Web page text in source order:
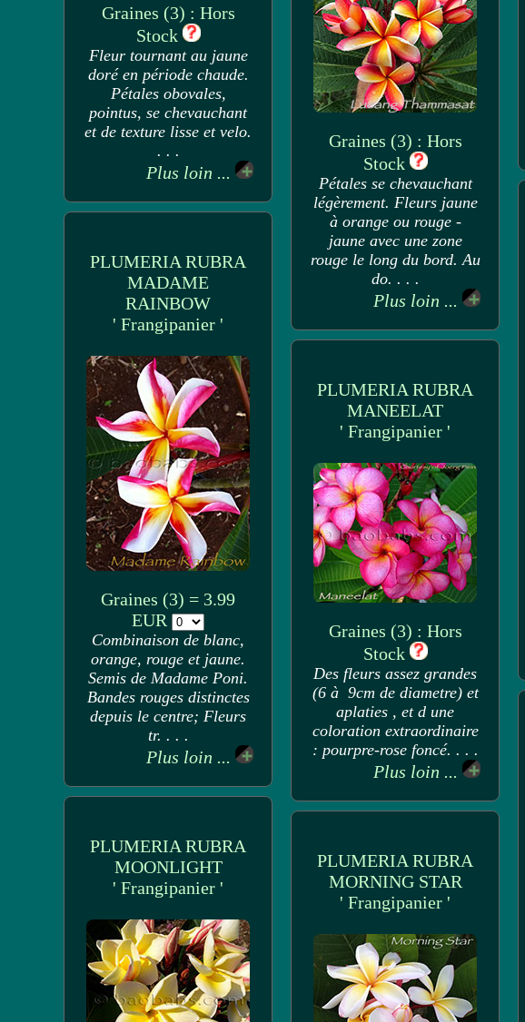
Graines (3) : Hors
Stock
Fleur tournant au jaune
doré en période chaude.
Pétales obovales,
pointus, se chevauchant
et de texture lisse et velo.
. . .
Plus loin ...
Graines (3) : Hors
Stock
Pétales se chevauchant
légèrement. Fleurs jaune
à orange ou rouge -
jaune avec une zone
rouge le long du bord. Au
do. . . .
Plus loin ...
PLUMERIA RUBRA
MADAME
RAINBOW
' Frangipanier '
Graines (3) = 3.99
EUR
Combinaison de blanc,
orange, rouge et jaune.
Semis de Madame Poni.
Bandes rouges distinctes
depuis le centre; Fleurs
tr. . . .
Plus loin ...
PLUMERIA RUBRA
MANEELAT
' Frangipanier '
Graines (3) : Hors
Stock
Des fleurs assez grandes
(6 à 9cm de diametre) et
aplaties , et d une
coloration extraordinaire
: pourpre-rose foncé. . . .
Plus loin ...
PLUMERIA RUBRA
MOONLIGHT
' Frangipanier '
PLUMERIA RUBRA
MORNING STAR
' Frangipanier '